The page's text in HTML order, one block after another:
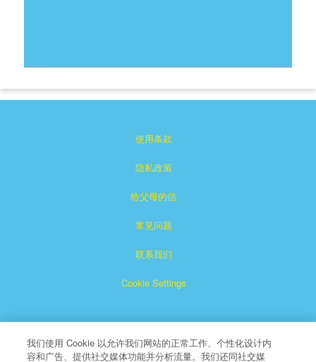
使用条款
隐私政策
给父母的信
常见问题
联系我们
Cookie Settings
我们使用 Cookie 以允许我们网站的正常工作、个性化设计内
容和广告、提供社交媒体功能并分析流量。我们还同社交媒